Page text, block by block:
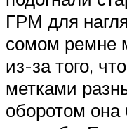
ГРМ для
сомом ремне
из-за того,
метками
оборотом она